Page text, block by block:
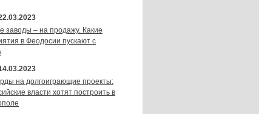
заводы – на продажу. Какие
в Феодосии пускают с
на долгоиграющие проекты:
власти хотят построить в